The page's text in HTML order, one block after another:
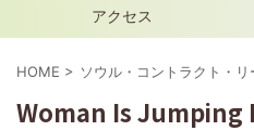
アクセス
HOME > ソウル・コントラクト・
Woman Is Jumping